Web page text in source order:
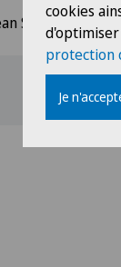
Society of
cookies
protection
Je